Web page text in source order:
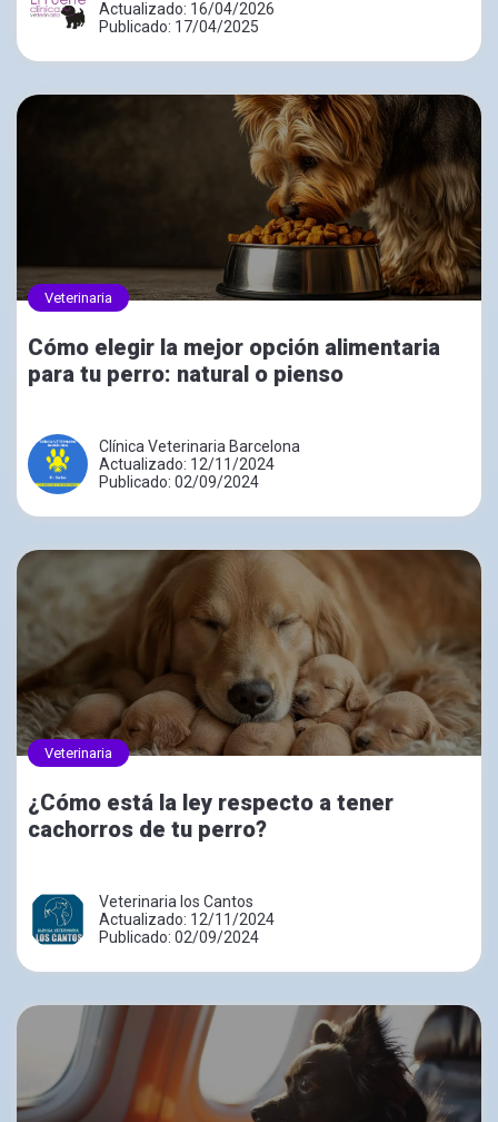
Actualizado: 16/04/2026
Publicado: 17/04/2025
Veterinaria
Cómo elegir la mejor opción alimentaria
para tu perro: natural o pienso
Clínica Veterinaria Barcelona
Actualizado: 12/11/2024
Publicado: 02/09/2024
Veterinaria
¿Cómo está la ley respecto a tener
cachorros de tu perro?
Veterinaria los Cantos
Actualizado: 12/11/2024
Publicado: 02/09/2024